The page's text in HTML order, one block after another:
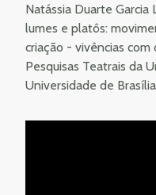
Natássia Duarte Garcia
lumes e platôs:
criação - vivências
Pesquisas Teatrais da
Universidade de